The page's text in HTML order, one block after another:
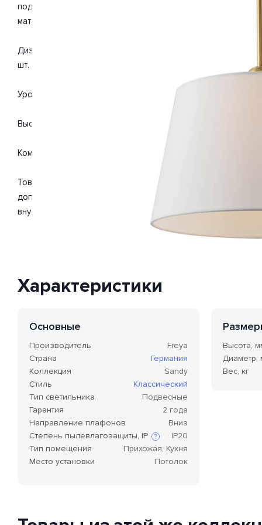
подойдет для такого типа помещений, как прихожая,
материалы: металл, текстиль. С учетом технических
Дизайн и форма плафона конус. Направление плафонов
шт. Мощность одной лампы составляет 40 Вт. Общая
Уровень защищенности от влаги и пыли IP20. Расширенная
Высота 460 мм. Диаметр 300 мм. Вес товара 1.24 кг.
Комплектация: Подвес. Инструкция по сборке/
Товар упакован в картонную коробку. В случае доставки
дополнительные элементы упаковки для защиты от
внутренний наполнитель, стрейч-пленка.
Характеристики
Основные
Производитель
Freya
Страна
Германия
Коллекция
Sandy
Стиль
Классический
Тип светильника
Подвесные
Гарантия
2 года
Направление плафонов
Вниз
Степень пылевлагозащиты, IP
проникновения»), — это
IP20
Тип помещения
Прихожая, Кухня
Место установки
Потолок
Высота,
Диаметр,
Вес, кг